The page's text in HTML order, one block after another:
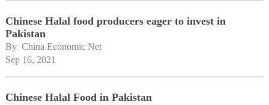
Chinese Halal food producers eager to invest in
Pakistan
By China Economic Net
Sep 16, 2021
Chinese Halal Food in Pakistan